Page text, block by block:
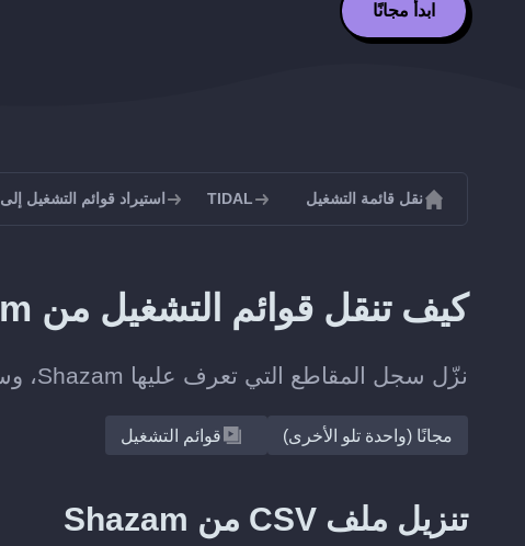
ابدأ مجانًا
نقل قائمة التشغيل TIDAL استيراد قوائم التشغيل إلى TIDAL
كيف تنقل قوائم التشغيل من Shazam إلى TIDAL؟
نزّل سجل المقاطع التي تعرف عليها Shazam، وسيحوّله Soundiiz إلى قائمة تشغيل على TIDAL.
مجانًا (واحدة تلو الأخرى) قوائم التشغيل
تنزيل ملف CSV من Shazam